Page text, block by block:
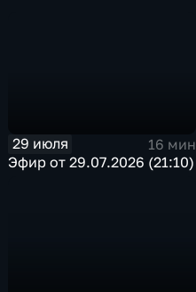
29 июля
16 мин
Эфир от 29.07.2026 (21:10)